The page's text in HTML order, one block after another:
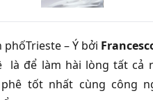
– Ý bởi
là để làm hài lòng tất cả
tốt nhất cùng công